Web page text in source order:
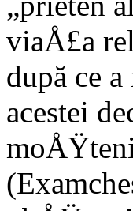
viaÅ£a
după ce
acestei